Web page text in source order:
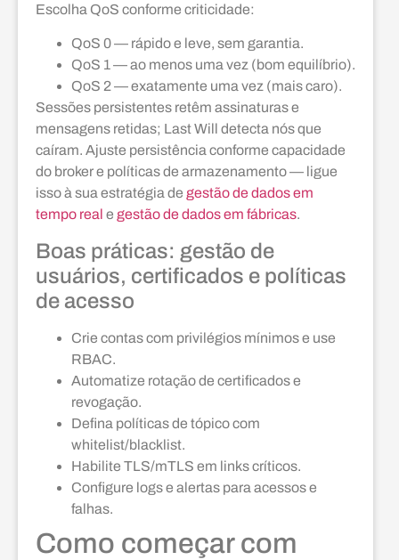
Escolha QoS conforme criticidade:
QoS 0 — rápido e leve, sem garantia.
QoS 1 — ao menos uma vez (bom equilíbrio).
QoS 2 — exatamente uma vez (mais caro).
Sessões persistentes retêm assinaturas e
mensagens retidas; Last Will detecta nós que
caíram. Ajuste persistência conforme capacidade
do broker e políticas de armazenamento — ligue
isso à sua estratégia de gestão de dados em
tempo real e gestão de dados em fábricas.
Boas práticas: gestão de
usuários, certificados e políticas
de acesso
Crie contas com privilégios mínimos e use
RBAC.
Automatize rotação de certificados e
revogação.
Defina políticas de tópico com
whitelist/blacklist.
Habilite TLS/mTLS em links críticos.
Configure logs e alertas para acessos e
falhas.
Como começar com